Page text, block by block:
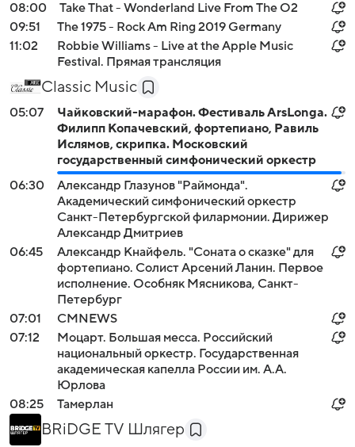
08:00
Take That - Wonderland Live From The O2
09:51
The 1975 - Rock Am Ring 2019 Germany
11:02
Robbie Williams - Live at the Apple Music
Festival. Прямая трансляция
Classic Music
05:07
Чайковский-марафон. Фестиваль ArsLonga.
Филипп Копачевский, фортепиано, Равиль
Ислямов, скрипка. Московский
государственный симфонический оркестр
06:30
Александр Глазунов "Раймонда".
Академический симфонический оркестр
Санкт-Петербургской филармонии. Дирижер
Александр Дмитриев
06:45
Александр Кнайфель. "Соната о сказке" для
фортепиано. Солист Арсений Ланин. Первое
исполнение. Особняк Мясникова, Санкт-
Петербург
07:01
СМNEWS
07:12
Моцарт. Большая месса. Российский
национальный оркестр. Государственная
академическая капелла России им. А.А.
Юрлова
08:25
Тамерлан
BRiDGE TV Шлягер